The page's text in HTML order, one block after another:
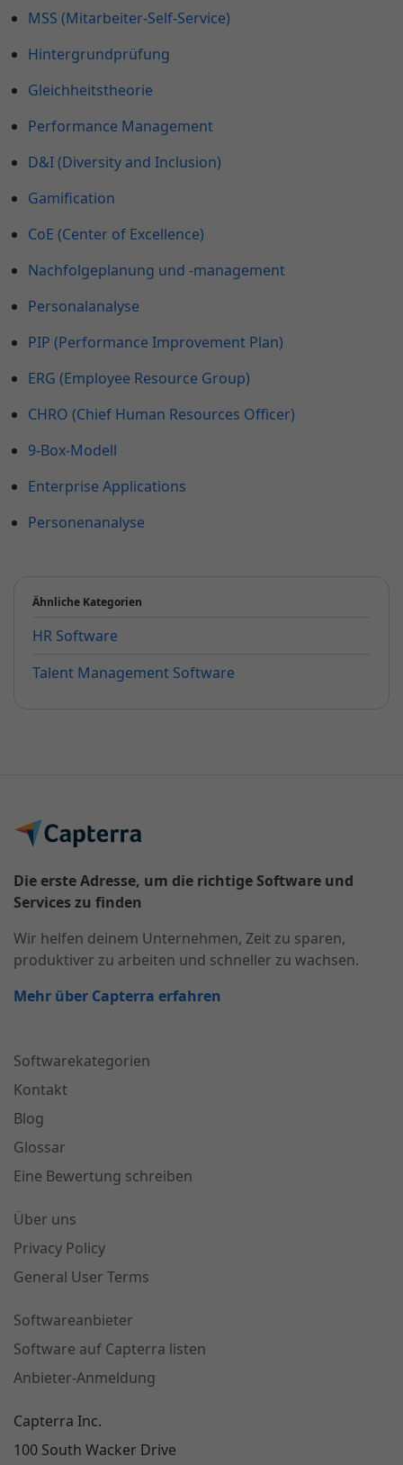
MSS (Mitarbeiter-Self-Service)
Hintergrundprüfung
Gleichheitstheorie
Performance Management
D&I (Diversity and Inclusion)
Gamification
CoE (Center of Excellence)
Nachfolgeplanung und -management
Personalanalyse
PIP (Performance Improvement Plan)
ERG (Employee Resource Group)
CHRO (Chief Human Resources Officer)
9-Box-Modell
Enterprise Applications
Personenanalyse
Ähnliche Kategorien
HR Software
Talent Management Software
Die erste Adresse, um die richtige Software und
Services zu finden
Wir helfen deinem Unternehmen, Zeit zu sparen,
produktiver zu arbeiten und schneller zu wachsen.
Mehr über Capterra erfahren
Softwarekategorien
Kontakt
Blog
Glossar
Eine Bewertung schreiben
Über uns
Privacy Policy
General User Terms
Softwareanbieter
Software auf Capterra listen
Anbieter-Anmeldung
Capterra Inc.
100 South Wacker Drive